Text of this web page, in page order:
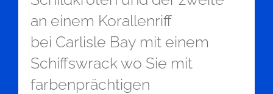
an einem Korallenriff
bei Carlisle Bay mit einem
Schiffswrack wo Sie mit
farbenprächtigen